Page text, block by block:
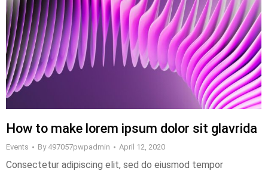
How to make lorem ipsum dolor sit glavrida
Events By 497057pwpadmin April 12, 2020
Consectetur adipiscing elit, sed do eiusmod tempor